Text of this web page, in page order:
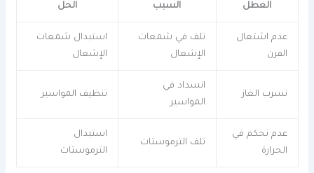
العطل السبب الحل
عدم اشتعال
الفرن
تلف في شمعات
الإشعال
استبدال شمعات
الإشعال
تسرب الغاز
انسداد في
المواسير
تنظيف المواسير
عدم تحكم في
الحرارة
تلف الترموستات
استبدال
الترموستات